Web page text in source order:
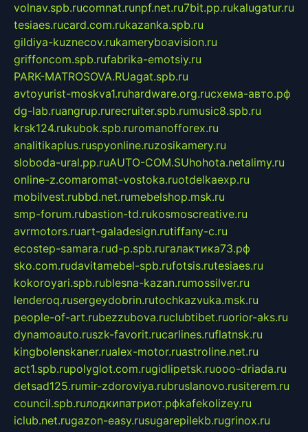
volnav.spb.rucomnat.runpf.net.ru7bit.pp.rukalugatur.ru
tesiaes.rucard.com.rukazanka.spb.ru
gildiya-kuznecov.rukameryboavision.ru
griffoncom.spb.rufabrika-emotsiy.ru
PARK-MATROSOVA.RUagat.spb.ru
avtoyurist-moskva1.ruhardware.org.ruсхема-авто.рф
dg-lab.ruangrup.rurecruiter.spb.rumusic8.spb.ru
krsk124.rukubok.spb.ruromanofforex.ru
analitikaplus.ruspyonline.ruzosikamery.ru
sloboda-ural.pp.ruAUTO-COM.SUhohota.netalimy.ru
online-z.comaromat-vostoka.ruotdelkaexp.ru
mobilvest.rubbd.net.rumebelshop.msk.ru
smp-forum.rubastion-td.rukosmoscreative.ru
avrmotors.ruart-galadesign.rutiffany-c.ru
ecostep-samara.rud-p.spb.ruгалактика73.рф
sko.com.rudavitamebel-spb.rufotsis.rutesiaes.ru
kokoroyari.spb.rublesna-kazan.rumossilver.ru
lenderoq.rusergeydobrin.rutochkazvuka.msk.ru
people-of-art.rubezzubova.ruclubtibet.ruorior-aks.ru
dynamoauto.ruszk-favorit.rucarlines.ruflatnsk.ru
kingbolenskaner.rualex-motor.ruastroline.net.ru
act1.spb.rupolyglot.com.rugidlipetsk.ruooo-driada.ru
detsad125.rumir-zdoroviya.rubruslanovo.rusiterem.ru
council.spb.ruлодкипатриот.рфkafekolizey.ru
iclub.net.rugazon-easy.rusugarepilekb.rugrinox.ru